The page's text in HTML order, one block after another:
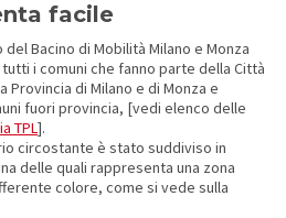
facile
Bacino di Mobilità Milano e Monza
tutti i comuni che fanno parte della Città
di Milano e di Monza e
fuori provincia, [vedi elenco delle
TPL].
circostante è stato suddiviso in
delle quali rappresenta una zona
colore, come si vede sulla